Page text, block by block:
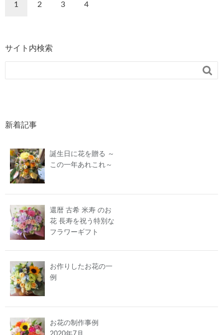
1 2 3 4
サイト内検索

新着記事
誕生日に花を贈る ～
この一年あれこれ～
還暦 古希 米寿 のお
花 長寿を祝う特別な
フラワーギフト
お作りしたお花の一
例
お花の制作事例